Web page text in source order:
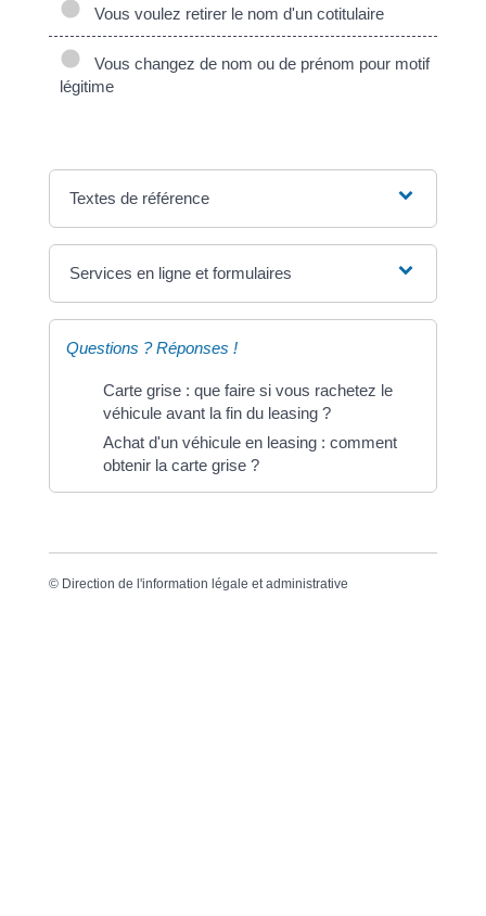
Vous voulez retirer le nom d'un cotitulaire
Vous changez de nom ou de prénom pour motif
légitime
Textes de référence
Services en ligne et formulaires
Questions ? Réponses !
Carte grise : que faire si vous rachetez le
véhicule avant la fin du leasing ?
Achat d'un véhicule en leasing : comment
obtenir la carte grise ?
© Direction de l'information légale et administrative